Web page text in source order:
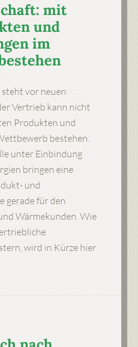
mit
und
im
vor neuen
Vertrieb kann nicht
Produkten und
bestehen.
unter Einbindung
bringen eine
und
gerade für den
Wärmekunden. Wie
wird in Kürze hier